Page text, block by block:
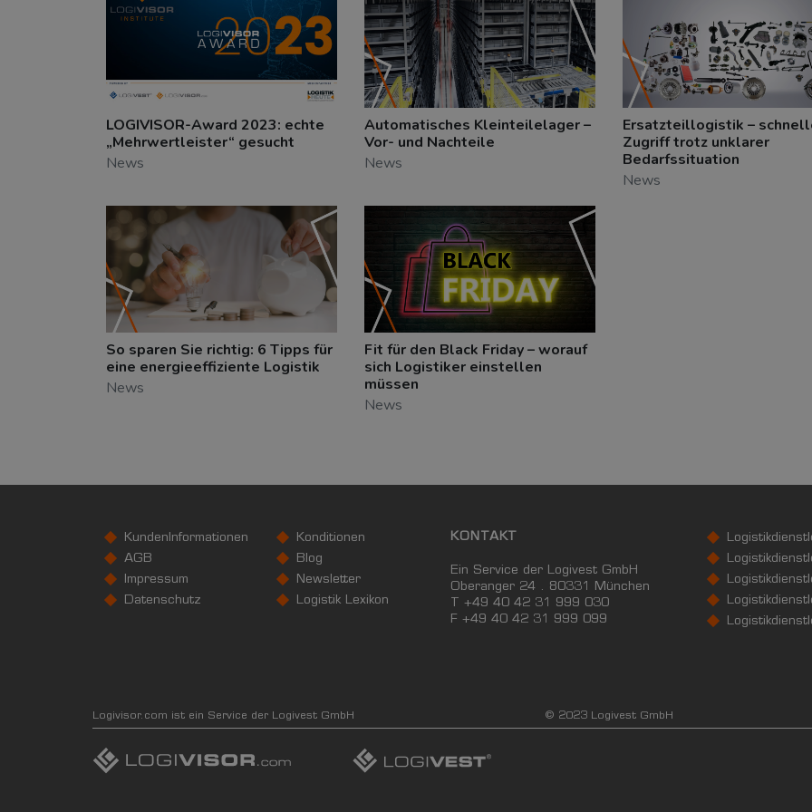
LOGIVISOR-Award 2023: echte
„Mehrwertleister“ gesucht
News
Automatisches Kleinteilelager –
Vor- und Nachteile
News
Ersatzteillogistik –
Zugriff trotz unklarer
Bedarfssituation
News
So sparen Sie richtig: 6 Tipps für
eine energieeffiziente Logistik
News
Fit für den Black Friday – worauf
sich Logistiker einstellen
müssen
News
KundenInformationen
AGB
Impressum
Datenschutz
Konditionen
Blog
Newsletter
Logistik Lexikon
KONTAKT
Ein Service der Logivest GmbH
Oberanger 24 . 80331 München
T +49 40 42 31 999 030
F +49 40 42 31 999 099
Logivisor.com ist ein Service der Logivest GmbH © 2023 Logivest GmbH